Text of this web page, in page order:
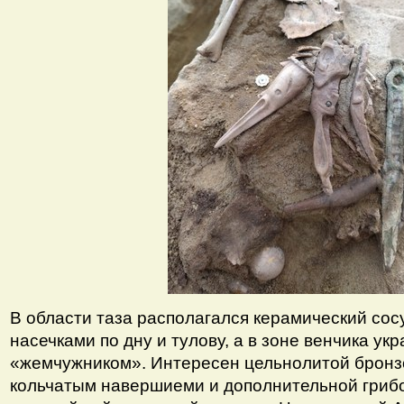
В области таза располагался керамический
насечками по дну и тулову, а в зоне венчика
«жемчужником». Интересен цельнолитой
кольчатым навершиеми и дополнительной